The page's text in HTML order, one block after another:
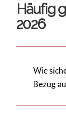
Häufig
2026
Wie
Bezug